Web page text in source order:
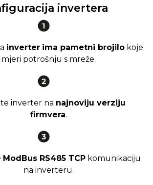
invertera
inverter ima pametni brojilokoje
mjeri potrošnju s mreže.
inverter na najnoviju verziju
firmvera.
ModBus RS485 TCP komunikaciju
na inverteru.